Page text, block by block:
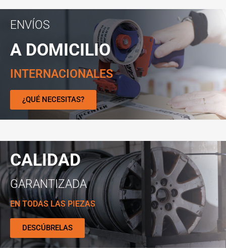
ENVÍOS
A DOMICILIO
INTERNACIONALES
¿QUÉ NECESITAS?
CALIDAD
GARANTIZADA
EN TODAS LAS PIEZAS
DESCÚBRELAS